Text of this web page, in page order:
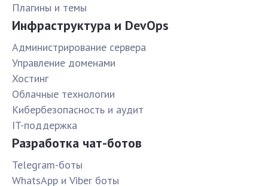
Плагины и темы
Инфраструктура и DevOps
Администрирование сервера
Управление доменами
Хостинг
Облачные технологии
Кибербезопасность и аудит
IT-поддержка
Разработка чат-ботов
Telegram-боты
WhatsApp и Viber боты